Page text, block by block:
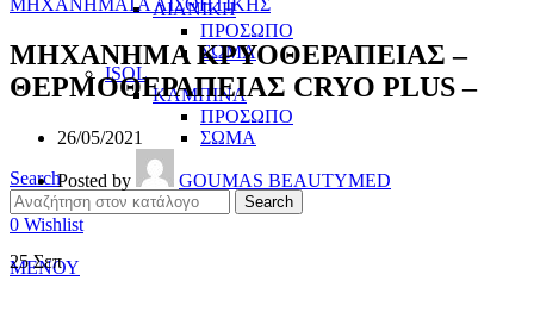
ΛΙΑΝΙΚΗ
ΠΡΟΣΩΠΟ
ΣΩΜΑ
ISOL
ΚΑΜΠΙΝΑ
ΠΡΟΣΩΠΟ
ΣΩΜΑ
Search
Search
0 Wishlist
ΜΕΝΟΥ
ΜΗΧΑΝΗΜΑΤΑ ΑΙΣΘΗΤΙΚΗΣ
ΜΗΧΑΝΗΜΑ ΚΡΥΟΘΕΡΑΠΕΙΑΣ –
ΘΕΡΜΟΘΕΡΑΠΕΙΑΣ CRYO PLUS –
26/05/2021
Posted by GOUMAS BEAUTYMED
25Σεπ